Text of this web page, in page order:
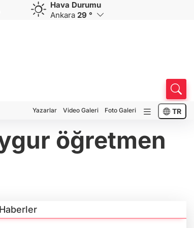
CHF
58,5626
CAD
33,9091
Hava Durumu
Ankara 29 °
Yazarlar Video Galeri Foto Galeri TR
öğretmen